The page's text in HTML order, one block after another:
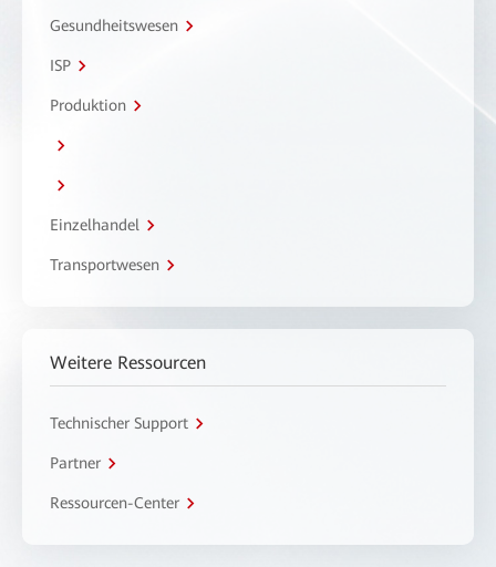
Gesundheitswesen
ISP
Produktion
Einzelhandel
Transportwesen
Weitere Ressourcen
Technischer Support
Partner
Ressourcen-Center